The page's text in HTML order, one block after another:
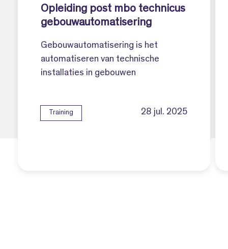
Opleiding post mbo technicus
gebouwautomatisering
Gebouwautomatisering is het
automatiseren van technische
installaties in gebouwen
Training 28 jul. 2025